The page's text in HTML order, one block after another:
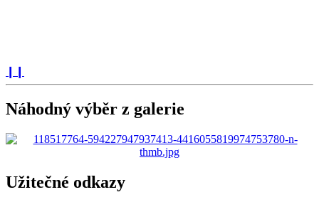
Náhodný výběr z galerie
Užitečné odkazy